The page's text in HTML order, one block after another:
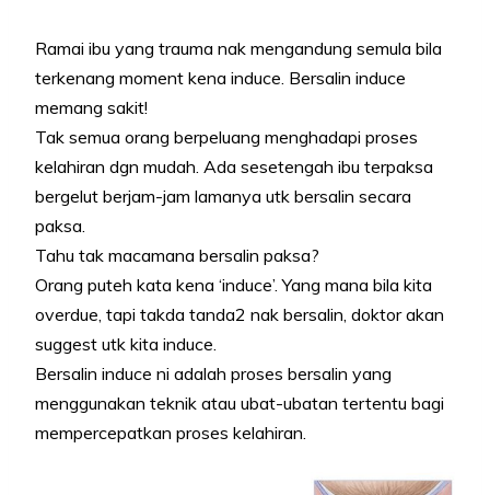
Ramai ibu yang trauma nak mengandung semula bila
terkenang moment kena induce. Bersalin induce
memang sakit!
Tak semua orang berpeluang menghadapi proses
kelahiran dgn mudah. Ada sesetengah ibu terpaksa
bergelut berjam-jam lamanya utk bersalin secara
paksa.
Tahu tak macamana bersalin paksa?
Orang puteh kata kena ‘induce’. Yang mana bila kita
overdue, tapi takda tanda2 nak bersalin, doktor akan
suggest utk kita induce.
Bersalin induce ni adalah proses bersalin yang
menggunakan teknik atau ubat-ubatan tertentu bagi
mempercepatkan proses kelahiran.